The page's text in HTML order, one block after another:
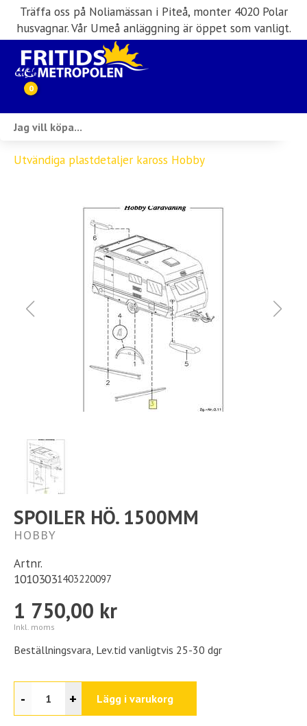
Träffa oss på Noliamässan i Piteå, monter 4020 Polar
husvagnar. Vår Umeå anläggning är öppet som vanligt.
0
Verkstad
Långtidsparkering
Utvändiga plastdetaljer kaross Hobby
SPOILER HÖ. 1500MM
HOBBY
Artnr.
10103031403220097
1 750,00 kr
Inkl. moms
Beställningsvara, Lev.tid vanligtvis 25-30 dgr
- + Lägg i varukorg